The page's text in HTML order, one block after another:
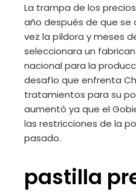
La trampa de los
año después de que se
vez la píldora y meses
seleccionara un
nacional para la
desafío que enfrenta
tratamientos para su
aumentó ya que el
las restricciones de la
pasado.
pastilla